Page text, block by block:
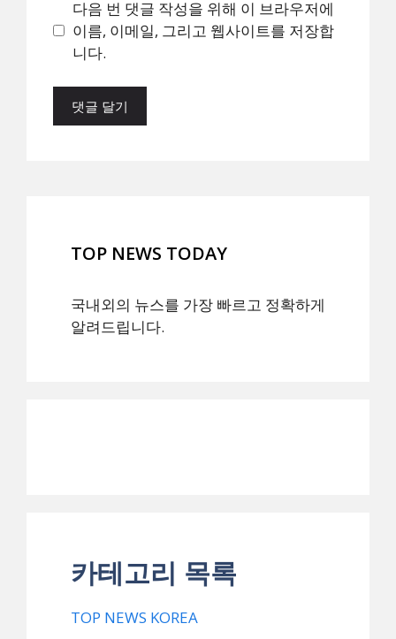
트
다음 번 댓글 작성을 위해 이 브라우저에
이름, 이메일, 그리고 웹사이트를 저장합
니다.
TOP NEWS TODAY
국내외의 뉴스를 가장 빠르고 정확하게
알려드립니다.
카테고리 목록
TOP NEWS KOREA